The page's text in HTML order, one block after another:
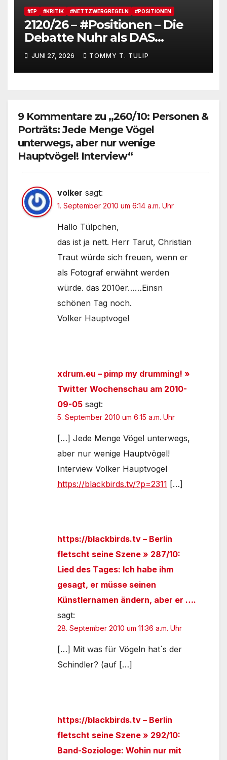
#EP #KRITIK #NETTZWERGREGELN #POSITIONEN
2120/26 – #Positionen – Die
Debatte Nuhr als DAS
Shitbürgerthema des
Internets – 36° Grad, es wird
noch heißer #Tageslied
JUNI 27, 2026 TOMMY T. TULIP
9 Kommentare zu „260/10: Personen &
Porträts: Jede Menge Vögel
unterwegs, aber nur wenige
Hauptvögel! Interview“
volker sagt:
1. September 2010 um 6:14 a.m. Uhr
Hallo Tülpchen,
das ist ja nett. Herr Tarut, Christian
Traut würde sich freuen, wenn er
als Fotograf erwähnt werden
würde. das 2010er……Einsn
schönen Tag noch.
Volker Hauptvogel
xdrum.eu – pimp my drumming! »
Twitter Wochenschau am 2010-
09-05 sagt:
5. September 2010 um 6:15 a.m. Uhr
[…] Jede Menge Vögel unterwegs,
aber nur wenige Hauptvögel!
Interview Volker Hauptvogel
https://blackbirds.tv/?p=2311 […]
https://blackbirds.tv – Berlin
fletscht seine Szene » 287/10:
Lied des Tages: Ich habe ihm
gesagt, er müsse seinen
Künstlernamen ändern, aber er ….
sagt:
28. September 2010 um 11:36 a.m. Uhr
[…] Mit was für Vögeln hat´s der
Schindler? (auf […]
https://blackbirds.tv – Berlin
fletscht seine Szene » 292/10:
Band-Soziologe: Wohin nur mit